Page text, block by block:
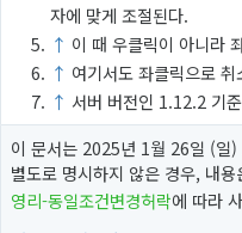
자에 맞게 조절된다.
↑ 이 때 우클릭이 아니라
↑ 여기서도 좌클릭으로
↑ 서버 버전인 1.12.2 기
이 문서는 2025년 1월 26일 (일
별도로 명시하지 않은 경우, 내용
영리-동일조건변경허락에 따라